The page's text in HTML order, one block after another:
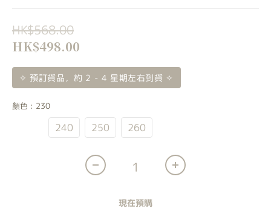
HK$568.00
HK$498.00
✧ 預訂貨品，約 2 - 4 星期左右到貨 ✧
顏色 : 230
240 250 260
現在預購